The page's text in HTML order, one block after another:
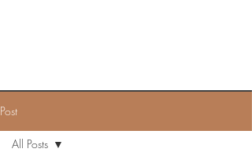
Post
All Posts